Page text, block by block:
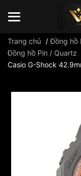
Đồng hồ casio đồng
Trang chủ /Đồng hồ
Đồng hồ Pin / Quartz
Casio G-Shock